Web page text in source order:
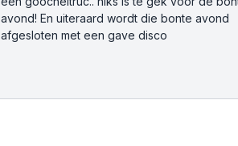
avond! En uiteraard wordt die bonte avond
afgesloten met een gave disco